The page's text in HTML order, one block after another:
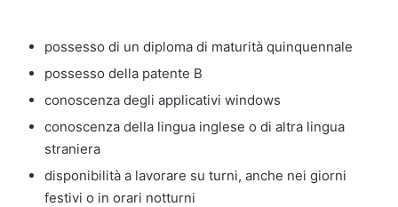
possesso di un diploma di maturità quinquennale
possesso della patente B
conoscenza degli applicativi windows
conoscenza della lingua inglese o di altra lingua
straniera
disponibilità a lavorare su turni, anche nei giorni
festivi o in orari notturni